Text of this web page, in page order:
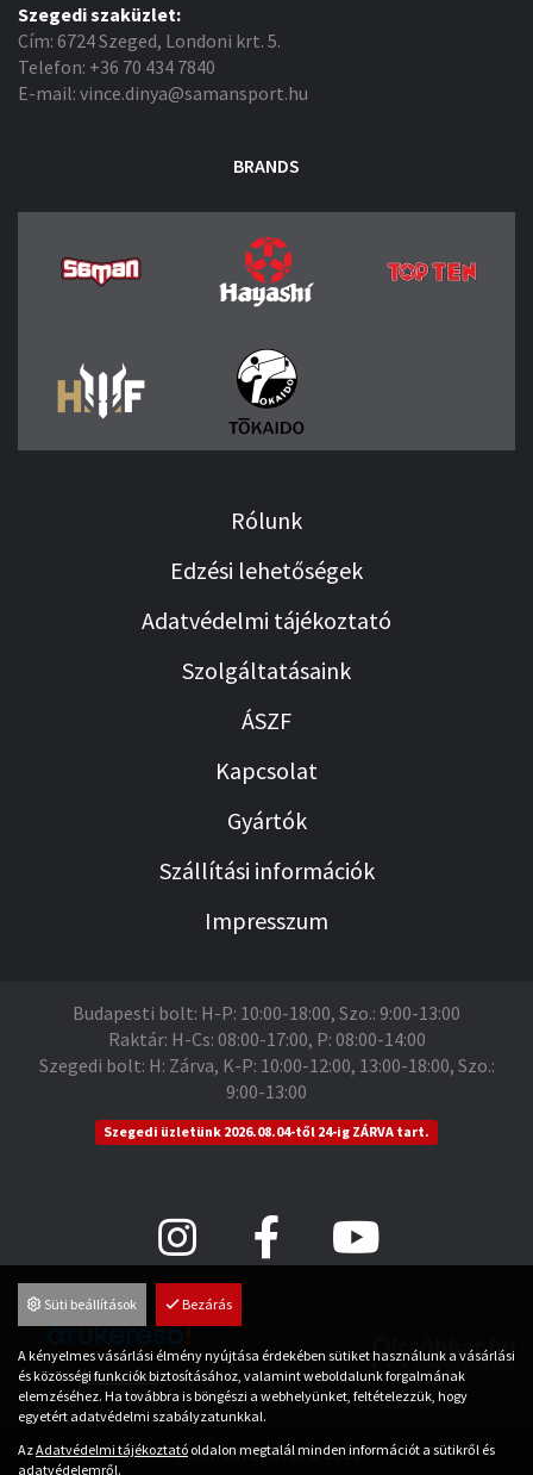
Szegedi szaküzlet:
Cím: 6724 Szeged, Londoni krt. 5.
Telefon: +36 70 434 7840
E-mail: vince.dinya@samansport.hu
BRANDS
Rólunk
Edzési lehetőségek
Adatvédelmi tájékoztató
Szolgáltatásaink
ÁSZF
Kapcsolat
Gyártók
Szállítási információk
Impresszum
Budapesti bolt: H-P: 10:00-18:00, Szo.: 9:00-13:00
Raktár: H-Cs: 08:00-17:00, P: 08:00-14:00
Szegedi bolt: H: Zárva, K-P: 10:00-12:00, 13:00-18:00, Szo.:
9:00-13:00
Szegedi üzletünk 2026.08.04-től 24-ig ZÁRVA tart.
Árukereső.hu
© Saman Sport.hu 2026
Süti beállítások Bezárás
A kényelmes vásárlási élmény nyújtása érdekében sütiket használunk a vásárlási
és közösségi funkciók biztosításához, valamint weboldalunk forgalmának
elemzéséhez. Ha továbbra is böngészi a webhelyünket, feltételezzük, hogy
egyetért adatvédelmi szabályzatunkkal.
AzAdatvédelmi tájékoztató oldalon megtalál minden információt a sütikről és
adatvédelemről.